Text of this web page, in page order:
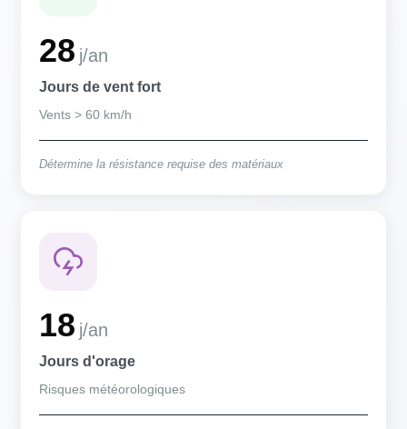
28 j/an
Jours de vent fort
Vents > 60 km/h
Détermine la résistance requise des matériaux
18 j/an
Jours d'orage
Risques météorologiques